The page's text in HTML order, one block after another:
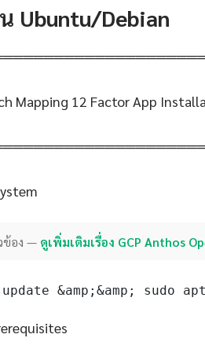
Ubuntu/Debian
Mapping 12 Factor App
ข้อง — ดูเพิ่มเติมเรื่อง GCP Anthos
&amp;&amp; sudo